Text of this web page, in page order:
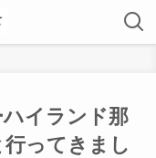
ハイランド那
ってきまし